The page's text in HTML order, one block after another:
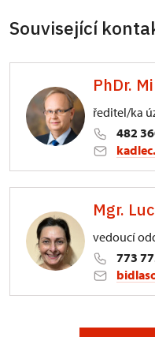
Související
PhDr.
ředitel/ka
482
3/, Sychrov 3
Mgr.
vedoucí
773